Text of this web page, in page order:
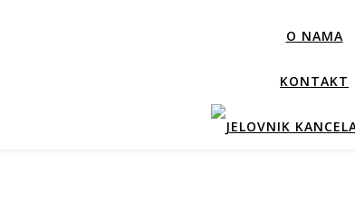
O NAMA
KONTAKT